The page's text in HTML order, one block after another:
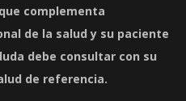
complementa
de la salud y su paciente
debe consultar con su
de referencia.